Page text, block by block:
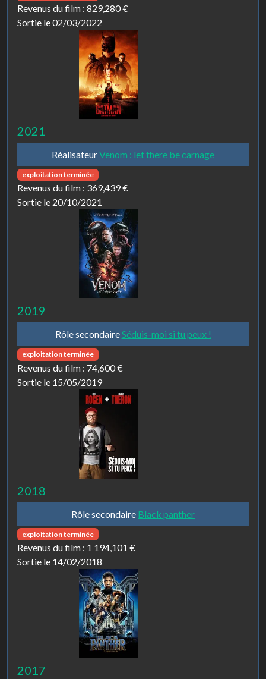
Revenus du film : 829,280 €
Sortie le 02/03/2022
2021
RéalisateurVenom : let there be carnage
exploitation terminée
Revenus du film : 369,439 €
Sortie le 20/10/2021
2019
Rôle secondaireSéduis-moi si tu peux !
exploitation terminée
Revenus du film : 74,600 €
Sortie le 15/05/2019
2018
Rôle secondaire Black panther
exploitation terminée
Revenus du film : 1 194,101 €
Sortie le 14/02/2018
2017